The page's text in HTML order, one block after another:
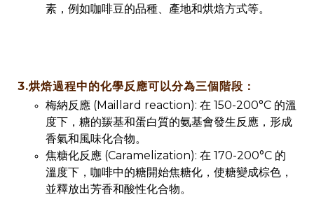
素，例如咖啡豆的品種、產地和烘焙方式等。
3.烘焙過程中的化學反應可以分為三個階段：
梅納反應 (Maillard reaction): 在 150-200°C 的溫
度下，糖的羰基和蛋白質的氨基會發生反應，形成
香氣和風味化合物。
焦糖化反應 (Caramelization): 在 170-200°C 的
溫度下，咖啡中的糖開始焦糖化，使糖變成棕色，
並釋放出芳香和酸性化合物。